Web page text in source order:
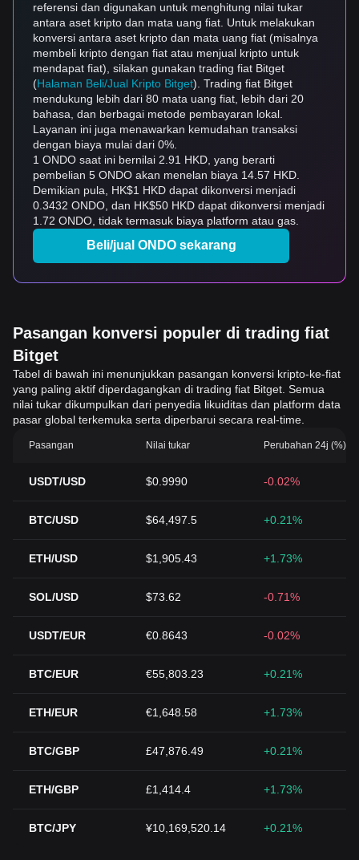
referensi dan digunakan untuk menghitung nilai tukar
antara aset kripto dan mata uang fiat. Untuk melakukan
konversi antara aset kripto dan mata uang fiat (misalnya
membeli kripto dengan fiat atau menjual kripto untuk
mendapat fiat), silakan gunakan trading fiat Bitget
(Halaman Beli/Jual Kripto Bitget). Trading fiat Bitget
mendukung lebih dari 80 mata uang fiat, lebih dari 20
bahasa, dan berbagai metode pembayaran lokal.
Layanan ini juga menawarkan kemudahan transaksi
dengan biaya mulai dari 0%.
1 ONDO saat ini bernilai 2.91 HKD, yang berarti
pembelian 5 ONDO akan menelan biaya 14.57 HKD.
Demikian pula, HK$1 HKD dapat dikonversi menjadi
0.3432 ONDO, dan HK$50 HKD dapat dikonversi menjadi
1.72 ONDO, tidak termasuk biaya platform atau gas.
Beli/jual ONDO sekarang
Pasangan konversi populer di trading fiat
Bitget
Tabel di bawah ini menunjukkan pasangan konversi kripto-ke-fiat
yang paling aktif diperdagangkan di trading fiat Bitget. Semua
nilai tukar dikumpulkan dari penyedia likuiditas dan platform data
pasar global terkemuka serta diperbarui secara real-time.
Pasangan Nilai tukar Perubahan 24j (%)
USDT/USD $0.9990 -0.02%
BTC/USD $64,497.5 +0.21%
ETH/USD $1,905.43 +1.73%
SOL/USD $73.62 -0.71%
USDT/EUR €0.8643 -0.02%
BTC/EUR €55,803.23 +0.21%
ETH/EUR €1,648.58 +1.73%
BTC/GBP £47,876.49 +0.21%
ETH/GBP £1,414.4 +1.73%
BTC/JPY ¥10,169,520.14 +0.21%